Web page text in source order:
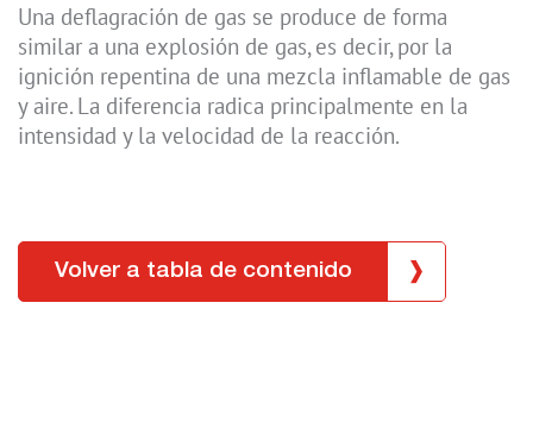
Una deflagración de gas se produce de forma
similar a una explosión de gas, es decir, por la
ignición repentina de una mezcla inflamable de gas
y aire. La diferencia radica principalmente en la
intensidad y la velocidad de la reacción.
Volver a tabla de contenido